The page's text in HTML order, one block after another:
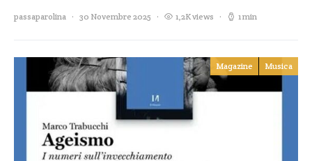
passaparolina 30 Novembre 2025 1,2K views 1 min
Magazine Musica